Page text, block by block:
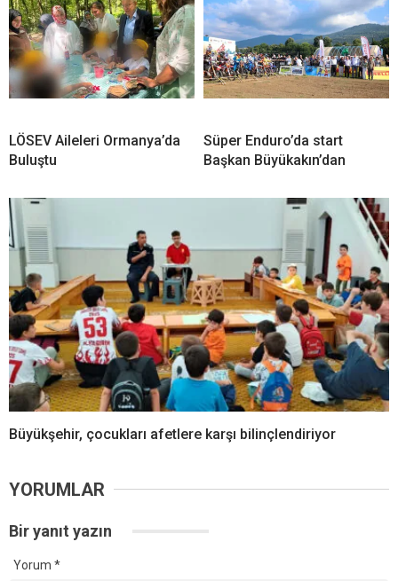
LÖSEV Aileleri Ormanya’da
Buluştu
Süper Enduro’da start
Başkan Büyükakın’dan
Büyükşehir, çocukları afetlere karşı bilinçlendiriyor
YORUMLAR
Bir yanıt yazın
Yorum *